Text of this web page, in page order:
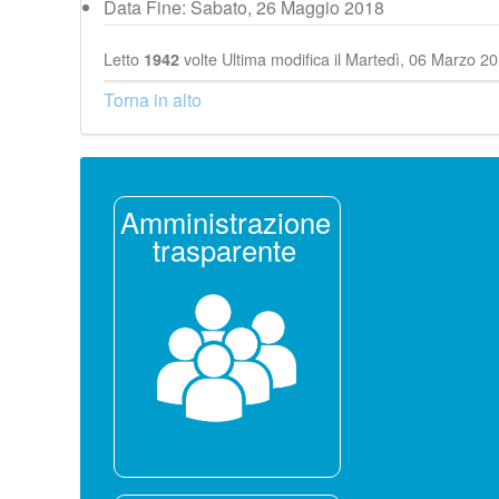
Data Fine: Sabato, 26 Maggio 2018
Letto 1942 volte Ultima modifica il Martedì, 06 Marzo
Torna in alto
Amministrazione
trasparente